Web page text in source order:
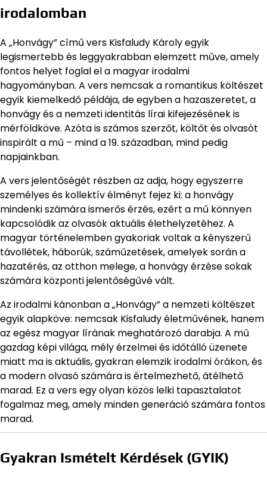
irodalomban
A „Honvágy” című vers Kisfaludy Károly egyik
legismertebb és leggyakrabban elemzett műve, amely
fontos helyet foglal el a magyar irodalmi
hagyományban. A vers nemcsak a romantikus költészet
egyik kiemelkedő példája, de egyben a hazaszeretet, a
honvágy és a nemzeti identitás lírai kifejezésének is
mérföldköve. Azóta is számos szerzőt, költőt és olvasót
inspirált a mű – mind a 19. században, mind pedig
napjainkban.
A vers jelentőségét részben az adja, hogy egyszerre
személyes és kollektív élményt fejez ki: a honvágy
mindenki számára ismerős érzés, ezért a mű könnyen
kapcsolódik az olvasók aktuális élethelyzetéhez. A
magyar történelemben gyakoriak voltak a kényszerű
távollétek, háborúk, száműzetések, amelyek során a
hazatérés, az otthon melege, a honvágy érzése sokak
számára központi jelentőségűvé vált.
Az irodalmi kánonban a „Honvágy” a nemzeti költészet
egyik alapköve: nemcsak Kisfaludy életművének, hanem
az egész magyar lírának meghatározó darabja. A mű
gazdag képi világa, mély érzelmei és időtálló üzenete
miatt ma is aktuális, gyakran elemzik irodalmi órákon, és
a modern olvasó számára is értelmezhető, átélhető
marad. Ez a vers egy olyan közös lelki tapasztalatot
fogalmaz meg, amely minden generáció számára fontos
marad.
Gyakran Ismételt Kérdések (GYIK)